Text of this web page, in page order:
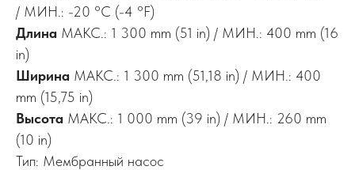
/ МИН.: -20 °C (-4 °F)
Длина МАКС.: 1 300 mm (51 in) / МИН.: 400 mm (16
in)
Ширина МАКС.: 1 300 mm (51,18 in) / МИН.: 400
mm (15,75 in)
Высота МАКС.: 1 000 mm (39 in) / МИН.: 260 mm
(10 in)
Тип: Мембранный насос